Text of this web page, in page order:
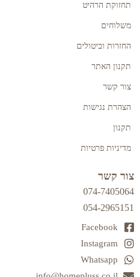
תחזוקת הרהיט
משלוחים
החזרות וביטולים
תקנון האתר
צור קשר
הצהרת נגישות
תקנון
מדיניות פרטיות
צור קשר
074-7405064
054-2965151
Facebook
Instagram
Whatsapp